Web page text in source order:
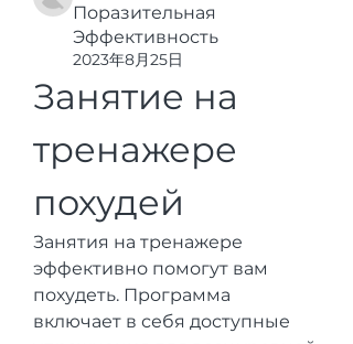
Поразительная
Эффективность
2023年8月25日
Занятие на
тренажере
похудей
Занятия на тренажере
эффективно помогут вам
похудеть. Программа
включает в себя доступные